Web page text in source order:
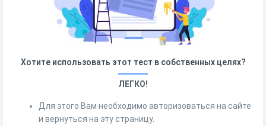
Хотите использовать этот тест в собственных целях?
ЛЕГКО!
Для этого Вам необходимо авторизоваться на сайте
и вернуться на эту страницу.